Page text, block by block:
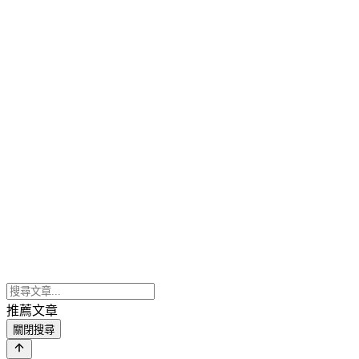
推薦文章
關閉搜尋